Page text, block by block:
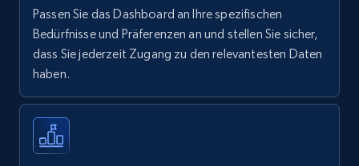
Passen Sie das Dashboard an Ihre spezifischen
Bedürfnisse und Präferenzen an und stellen Sie sicher,
dass Sie jederzeit Zugang zu den relevantesten Daten
haben.